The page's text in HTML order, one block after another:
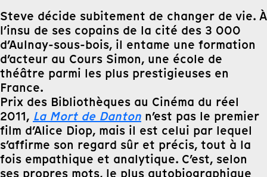
Steve décide subitement de changer de vie. À
l’insu de ses copains de la cité des 3 000
d’Aulnay-sous-bois, il entame une formation
d’acteur au Cours Simon, une école de
théâtre parmi les plus prestigieuses en
France.
Prix des Bibliothèques au Cinéma du réel
2011, La Mort de Danton n’est pas le premier
film d’Alice Diop, mais il est celui par lequel
s’affirme son regard sûr et précis, tout à la
fois empathique et analytique. C’est, selon
ses propres mots, le plus autobiographique